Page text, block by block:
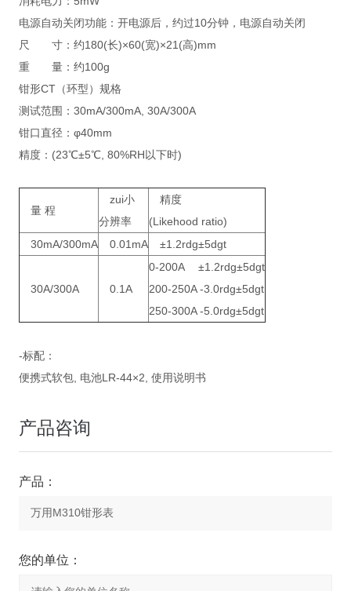
电源自动关闭功能：开电源后，约过10分钟，电源自动关闭
尺 寸：约180(长)×60(宽)×21(高)mm
重 量：约100g
钳形CT（环型）规格
测试范围：30mA/300mA, 30A/300A
钳口直径：φ40mm
精度：(23℃±5℃, 80%RH以下时)
量 程
zui小
分辨率
精度
(Likehood ratio)
30mA/300mA 0.01mA ±1.2rdg±5dgt
30A/300A 0.1A
0-200A ±1.2rdg±5dgt
200-250A -3.0rdg±5dgt
250-300A -5.0rdg±5dgt
-标配：
便携式软包, 电池LR-44×2, 使用说明书
产品咨询
产品：
您的单位：